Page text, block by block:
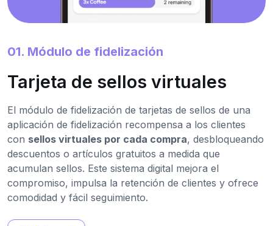
01. Módulo de fidelización
Tarjeta de sellos virtuales
El módulo de fidelización de tarjetas de sellos de una
aplicación de fidelización recompensa a los clientes
con sellos virtuales por cada compra, desbloqueando
descuentos o artículos gratuitos a medida que
acumulan sellos. Este sistema digital mejora el
compromiso, impulsa la retención de clientes y ofrece
comodidad y fácil seguimiento.